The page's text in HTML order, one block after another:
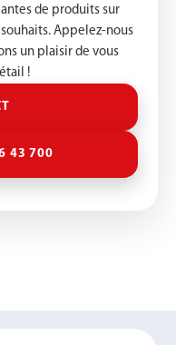
de produits sur
Appelez-nous
un plaisir de vous
!
43 700